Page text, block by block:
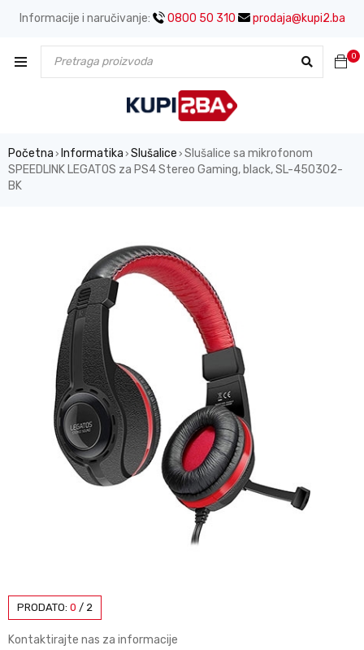
Informacije i naručivanje: 0800 50 310 prodaja@kupi2.ba
0
Početna › Informatika › Slušalice › Slušalice sa mikrofonom
SPEEDLINK LEGATOS za PS4 Stereo Gaming, black, SL-450302-
BK
PRODATO: 0 / 2
Kontaktirajte nas za informacije